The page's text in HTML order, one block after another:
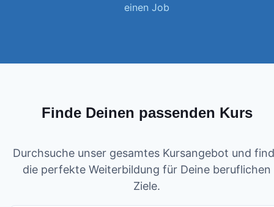
einen Job
Finde Deinen passenden Kurs
Durchsuche unser gesamtes Kursangebot und
die perfekte Weiterbildung für Deine beruflichen
Ziele.